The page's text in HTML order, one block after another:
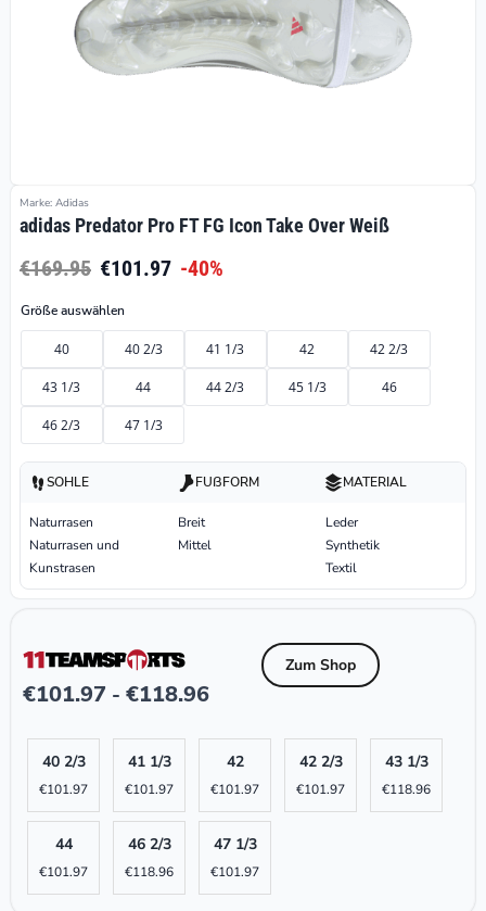
Marke: Adidas
adidas Predator Pro FT FG Icon Take Over Weiß
€169.95 €101.97 -40%
Größe auswählen
40 40 2/3 41 1/3 42 42 2/3
43 1/3 44 44 2/3 45 1/3 46
46 2/3 47 1/3
SOHLE
Naturrasen
Naturrasen und
Kunstrasen
FUßFORM
Breit
Mittel
MATERIAL
Leder
Synthetik
Textil
€101.97 - €118.96
Zum Shop
40 2/3
€101.97
41 1/3
€101.97
42
€101.97
42 2/3
€101.97
43 1/3
€118.96
44
€101.97
46 2/3
€118.96
47 1/3
€101.97